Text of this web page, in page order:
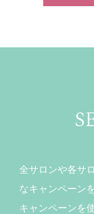
全サロンや各サ
なキャンペーン
キャンペーンを